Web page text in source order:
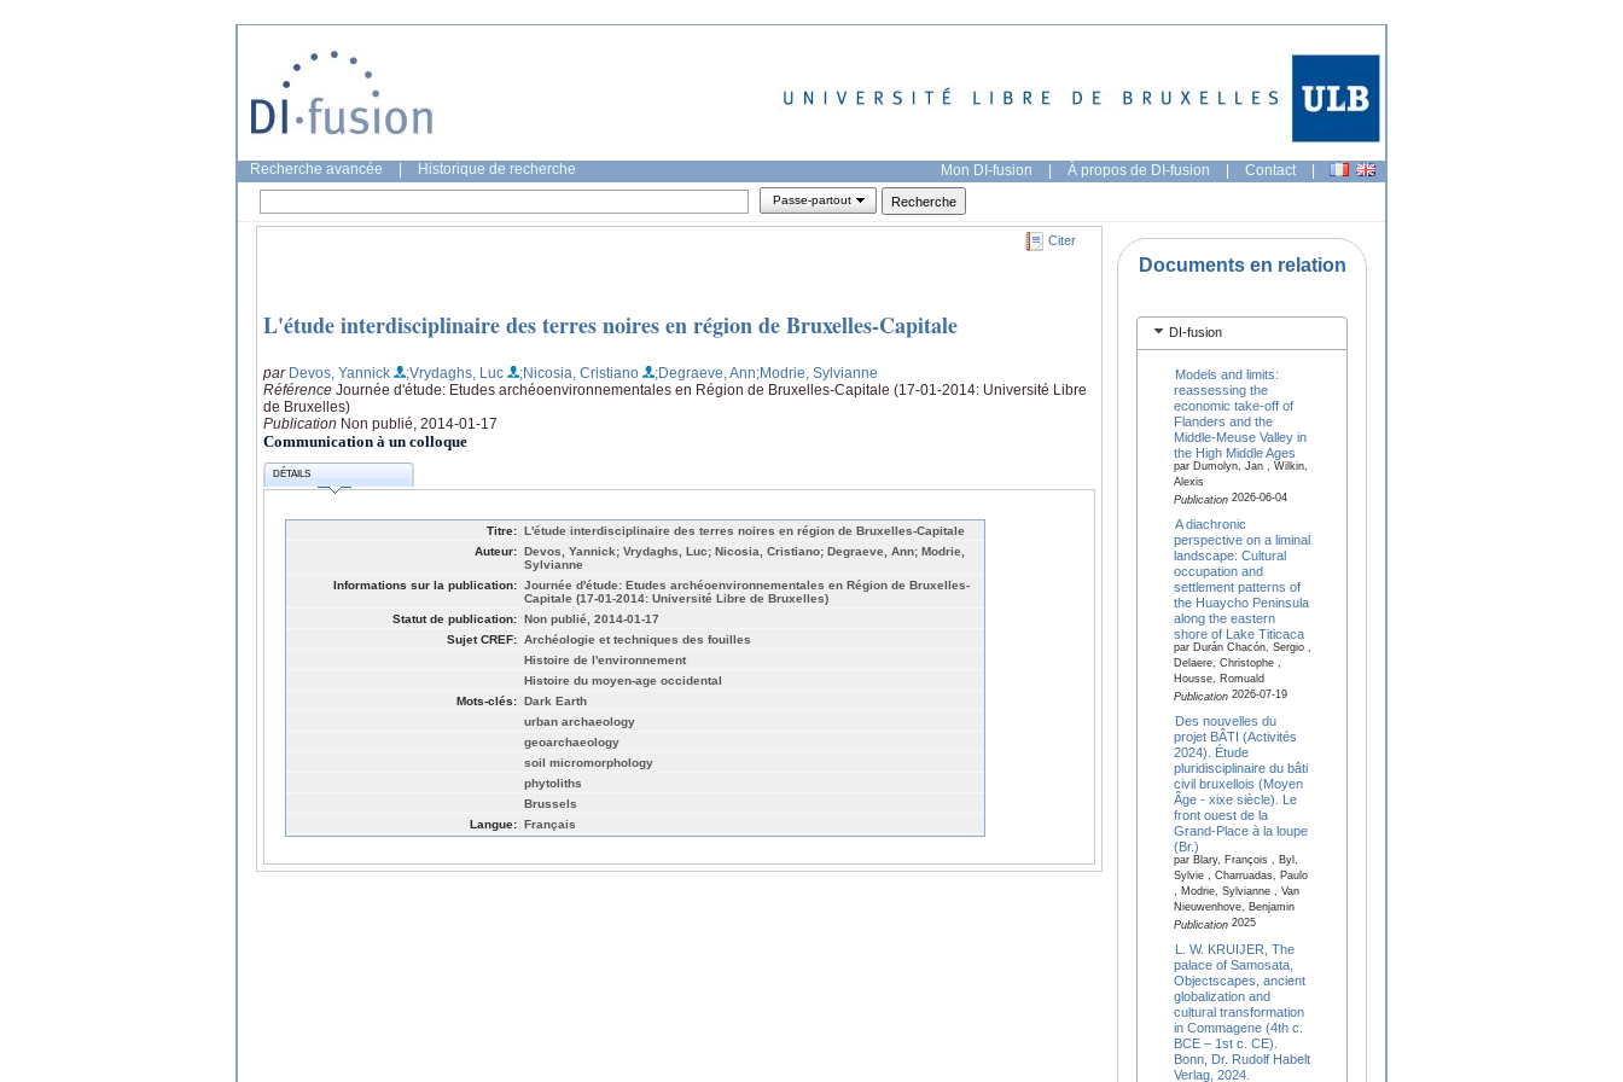
Recherche avancée Historique de recherche Mon DI-fusion | À propos de DI-fusion | Contact |
Passe-partout
Citer
L'étude interdisciplinaire des terres noires en région de Bruxelles-Capitale
par Devos, Yannick ;Vrydaghs, Luc ;Nicosia, Cristiano ;Degraeve, Ann;Modrie, Sylvianne
Référence Journée d'étude: Etudes archéoenvironnementales en Région de Bruxelles-Capitale (17-01-2014: Université Libre
de Bruxelles)
Publication Non publié, 2014-01-17
Communication à un colloque
DÉTAILS
Titre: L'étude interdisciplinaire des terres noires en région de Bruxelles-Capitale
Auteur: Devos, Yannick; Vrydaghs, Luc; Nicosia, Cristiano; Degraeve, Ann; Modrie,
Sylvianne
Informations sur la publication: Journée d'étude: Etudes archéoenvironnementales en Région de Bruxelles-
Capitale (17-01-2014: Université Libre de Bruxelles)
Statut de publication: Non publié, 2014-01-17
Sujet CREF: Archéologie et techniques des fouilles
Histoire de l'environnement
Histoire du moyen-age occidental
Mots-clés: Dark Earth
urban archaeology
geoarchaeology
soil micromorphology
phytoliths
Brussels
Langue: Français
Documents en relation
DI-fusion
Models and limits:
reassessing the
economic take-off of
Flanders and the
Middle-Meuse Valley in
the High Middle Ages
par Dumolyn, Jan , Wilkin,
Alexis
Publication2026-06-04
A diachronic
perspective on a liminal
landscape: Cultural
occupation and
settlement patterns of
the Huaycho Peninsula
along the eastern
shore of Lake Titicaca
par Durán Chacón, Sergio ,
Delaere, Christophe ,
Housse, Romuald
Publication2026-07-19
Des nouvelles du
projet BÂTI (Activités
2024). Étude
pluridisciplinaire du bâti
civil bruxellois (Moyen
Âge - xixe siècle). Le
front ouest de la
Grand-Place à la loupe
(Br.)
par Blary, François , Byl,
Sylvie , Charruadas, Paulo
, Modrie, Sylvianne , Van
Nieuwenhove, Benjamin
Publication2025
L. W. KRUIJER, The
palace of Samosata,
Objectscapes, ancient
globalization and
cultural transformation
in Commagene (4th c.
BCE – 1st c. CE).
Bonn, Dr. Rudolf Habelt
Verlag, 2024.